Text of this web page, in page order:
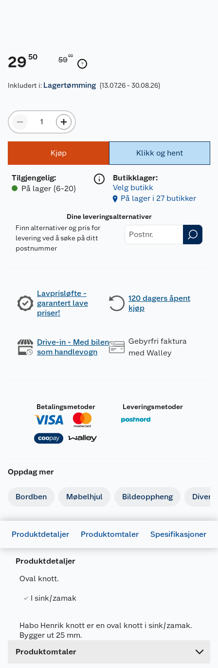
29 50 5900
Inkludert i: Lagertømming (13.07.26 - 30.08.26)
Kjøp
Tilgjengelig:
På lager (6-20)
Klikk og hent
Butikklager:
Velg butikk
På lager i 27 butikker
Dine leveringsalternativer
Finn alternativer og pris for
levering ved å søke på ditt
postnummer
Lavprisløfte -
garantert lave
priser!
120 dagers åpent
kjøp
Drive-in - Med bilen
som handlevogn
Gebyrfri faktura
med Walley
Betalingsmetoder Leveringsmetoder
Oppdag mer
Bordben Møbelhjul Bildeoppheng
Produktdetaljer Produktomtaler Spesifikasjoner
Produktdetaljer
Oval knott.
I sink/zamak
Habo Henrik knott er en oval knott i sink/zamak.
Bygger ut 25 mm.
Produktomtaler
Generelt
Artikkelnummer
Bruttovekt
0.062 kg
Høyde